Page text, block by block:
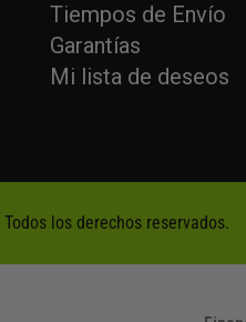
Tiempos de Envío
Garantías
Mi lista de deseos
Todos los derechos reservados.